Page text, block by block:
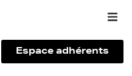
Espace adhérents